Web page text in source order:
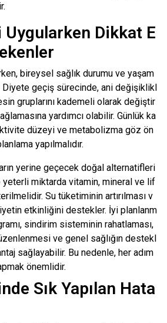
Uygularken Dikkat E
bireysel sağlık durumu ve yaşam
Diyete geçiş sürecinde, ani değişiklikl
gruplarını kademeli olarak değiştir
yardımcı olabilir. Günlük ka
düzeyi ve metabolizma göz ön
yapılmalıdır.
yerine geçecek doğal alternatifleri
miktarda vitamin, mineral ve lif
Su tüketiminin artırılması v
etkinliğini destekler. İyi planlanm
sindirim sisteminin rahatlaması,
ve genel sağlığın destekl
sağlayabilir. Bu nedenle, her adım
önemlidir.
Sık Yapılan Hata